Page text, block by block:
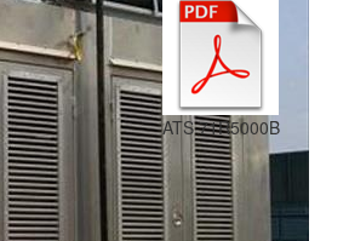
ATS 71R5000B